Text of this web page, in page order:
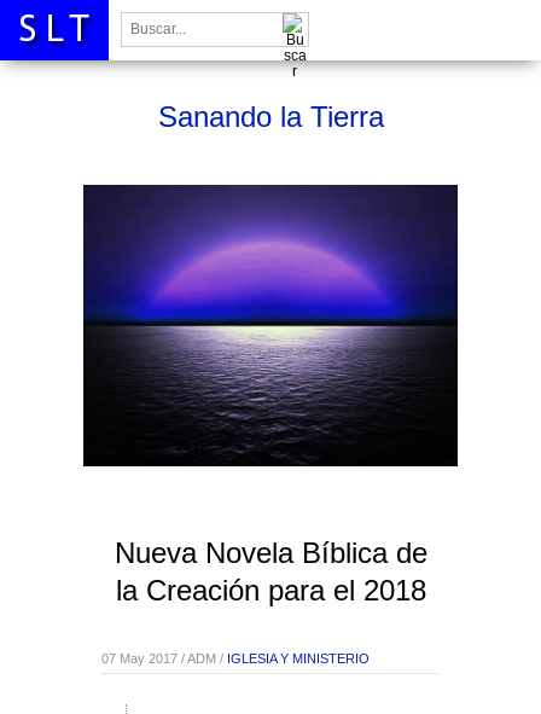
Buscar:
Sanando la Tierra
Nueva Novela Bíblica de
la Creación para el 2018
07 May 2017 / ADM / IGLESIA Y MINISTERIO